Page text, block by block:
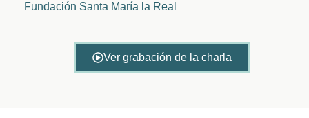
Fundación Santa María la Real
Ver grabación de la charla